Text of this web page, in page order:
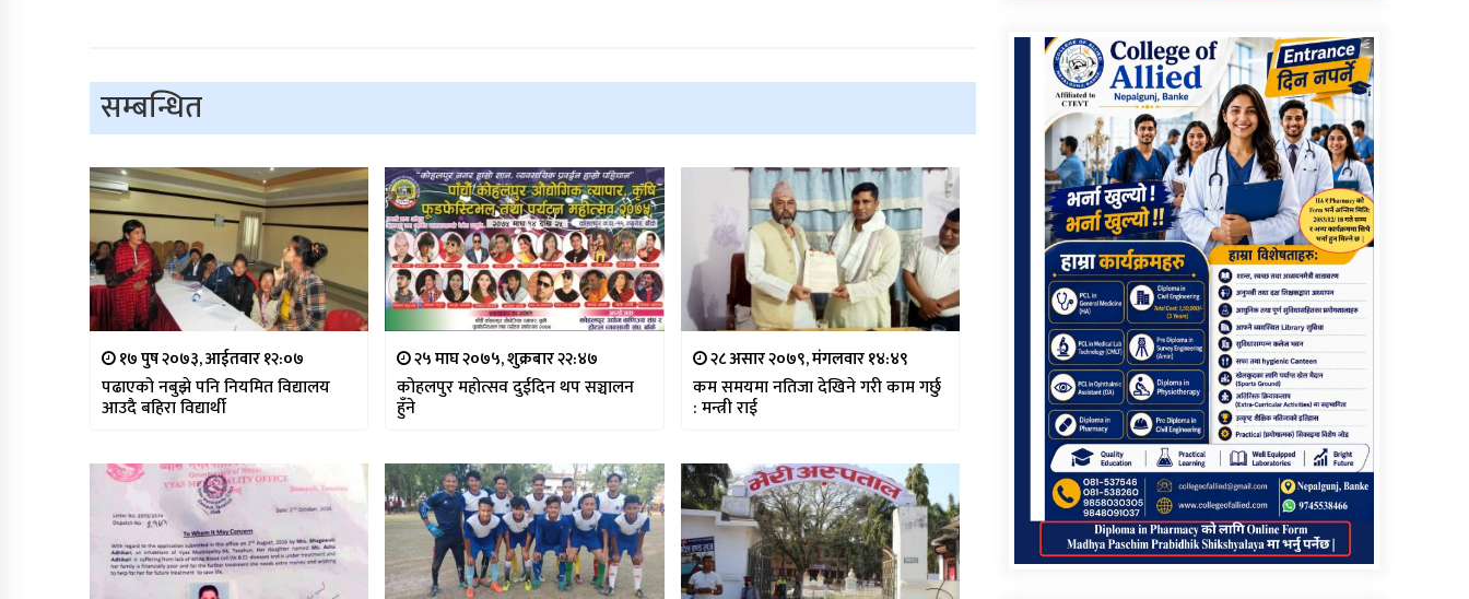
सम्बन्धित
१७ पुष २०७३, आईतवार १२:०७
पढाएको नबुझे पनि नियमित विद्यालय
आउदै बहिरा विद्यार्थी
२५ माघ २०७५, शुक्रबार २२:४७
कोहलपुर महोत्सव दुईदिन थप सञ्चालन
हुँने
२८ असार २०७९, मंगलवार १४:४९
कम समयमा नतिजा देखिने गरी काम गर्छु
: मन्त्री राई